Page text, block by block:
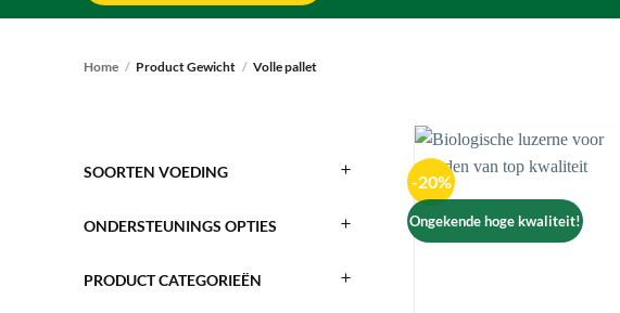
Home / Product Gewicht / Volle pallet
SOORTEN VOEDING
ONDERSTEUNINGS OPTIES
PRODUCT CATEGORIEËN
-20%
Ongekende hoge kwaliteit!wenslijst